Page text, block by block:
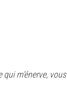
m’énerve,